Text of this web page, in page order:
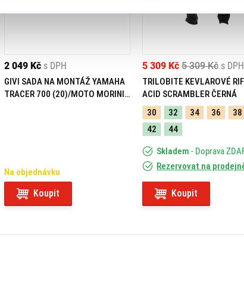
2 049 Kč s DPH
GIVI SADA NA MONTÁŽ YAMAHA
TRACER 700 (20)/MOTO MORINI
Na objednávku
Koupit
5 309 Kč
5 309 Kč s DPH
TRILOBITE KEVLAROVÉ
ACID SCRAMBLER ČERNÁ
30
32 34 36 38
42
44
Skladem - Doprava
Rezervovat na
Koupit